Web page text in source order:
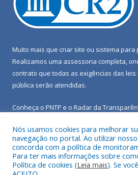
Muito mais que criar site ou sistema para
Realizamos uma assessoria completa,
contrato que todas as exigências das leis
pública serão atendidas.
Conheça o PNTP e o Radar da
Todos os direitos reservados a
Moz.
Nós usamos cookies para melhorar
navegação no portal. Ao utilizar
concorda com a política de
Para ter mais informações sobre
Política de cookies (Leia mais). Se